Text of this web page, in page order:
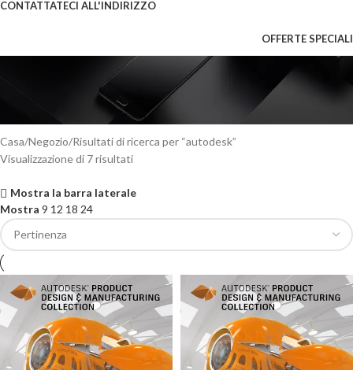
CONTATTATECI ALL'INDIRIZZO
OFFERTE SPECIALI
Risultati della ricerca:
“autodesk”
Casa Negozio Risultati di ricerca per “autodesk”
Visualizzazione di 7 risultati
Mostra la barra laterale
Mostra 9 12 18 24